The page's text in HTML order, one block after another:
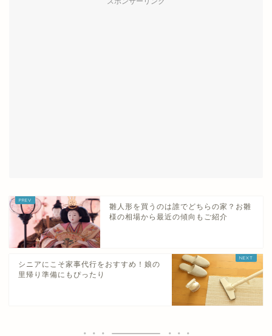
雛人形を買うのは誰でどちらの家？お雛
様の相場から最近の傾向もご紹介
シニアにこそ家事代行をおすすめ！娘の
里帰り準備にもぴったり